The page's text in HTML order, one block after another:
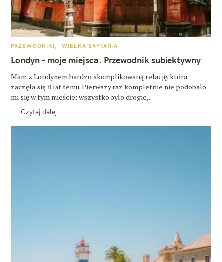
K
T
E
O
R
I
PRZEWODNIKI WIELKA BRYTANIA
Londyn – moje miejsca. Przewodnik subiektywny
Mam z Londynem bardzo skomplikowaną relację, która
zaczęła się 8 lat temu. Pierwszy raz kompletnie nie podobało
mi się w tym mieście: wszystko było drogie,..
Czytaj dalej